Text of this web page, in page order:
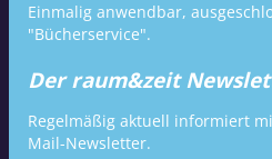
Einmalig anwendbar,
"Bücherservice".
Der raum&zeit
Regelmäßig aktuell informiert
Mail-Newsletter.